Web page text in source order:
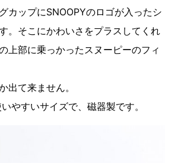
カップにSNOOPYのロゴが入ったシ
。そこにかわいさをプラスしてくれ
上部に乗っかったスヌーピーのフィ
出て来ません。
やすいサイズで、磁器製です。